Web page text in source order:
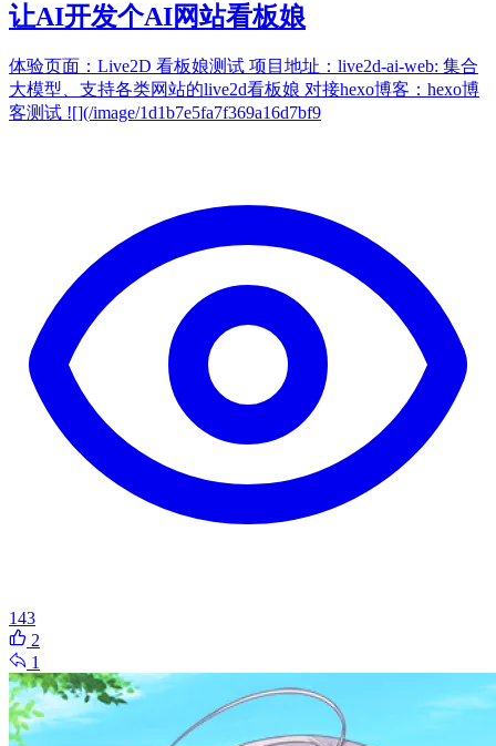
让AI开发个AI网站看板娘
体验页面：Live2D 看板娘测试 项目地址：live2d-ai-web: 集合
大模型、支持各类网站的live2d看板娘 对接hexo博客：hexo博
客测试 ![](/image/1d1b7e5fa7f369a16d7bf9
143
2
1